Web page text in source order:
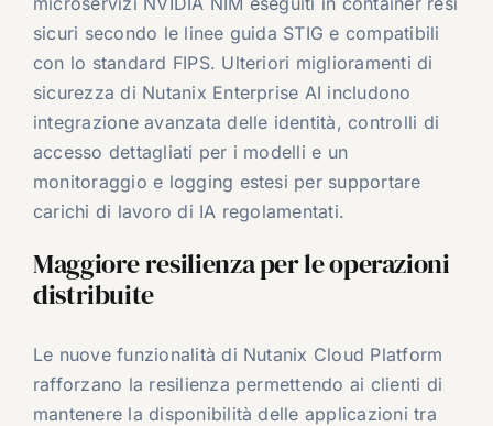
sicuri secondo le linee guida STIG e compatibili
con lo standard FIPS. Ulteriori miglioramenti di
sicurezza di Nutanix Enterprise AI includono
integrazione avanzata delle identità, controlli di
accesso dettagliati per i modelli e un
monitoraggio e logging estesi per supportare
carichi di lavoro di IA regolamentati.
Maggiore resilienza per le operazioni
distribuite
Le nuove funzionalità di Nutanix Cloud Platform
rafforzano la resilienza permettendo ai clienti di
mantenere la disponibilità delle applicazioni tra